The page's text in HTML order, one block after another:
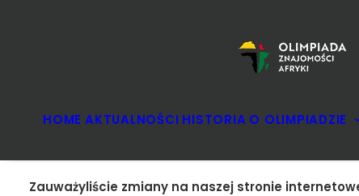
HOME AKTUALNOŚCI HISTORIA O OLIMPIADZIE
Zauważyliście zmiany na naszej stronie